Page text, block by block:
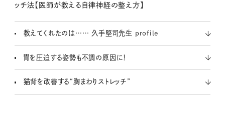
ッチ法【医師が教える自律神経の整え方】
教えてくれたのは…… 久手堅司先生 profile
胃を圧迫する姿勢も不調の原因に！
猫背を改善する“胸まわりストレッチ”